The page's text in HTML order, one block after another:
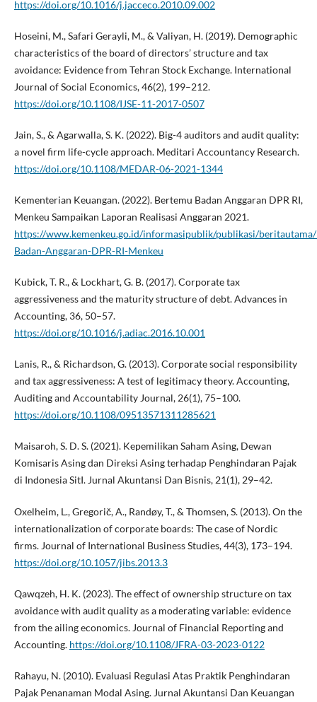
https://doi.org/10.1016/j.jacceco.2010.09.002
Hoseini, M., Safari Gerayli, M., & Valiyan, H. (2019). Demographic
characteristics of the board of directors’ structure and tax
avoidance: Evidence from Tehran Stock Exchange. International
Journal of Social Economics, 46(2), 199–212.
https://doi.org/10.1108/IJSE-11-2017-0507
Jain, S., & Agarwalla, S. K. (2022). Big-4 auditors and audit quality:
a novel firm life-cycle approach. Meditari Accountancy Research.
https://doi.org/10.1108/MEDAR-06-2021-1344
Kementerian Keuangan. (2022). Bertemu Badan Anggaran DPR RI,
Menkeu Sampaikan Laporan Realisasi Anggaran 2021.
https://www.kemenkeu.go.id/informasipublik/publikasi/
Badan-Anggaran-DPR-RI-Menkeu
Kubick, T. R., & Lockhart, G. B. (2017). Corporate tax
aggressiveness and the maturity structure of debt. Advances in
Accounting, 36, 50–57.
https://doi.org/10.1016/j.adiac.2016.10.001
Lanis, R., & Richardson, G. (2013). Corporate social responsibility
and tax aggressiveness: A test of legitimacy theory. Accounting,
Auditing and Accountability Journal, 26(1), 75–100.
https://doi.org/10.1108/09513571311285621
Maisaroh, S. D. S. (2021). Kepemilikan Saham Asing, Dewan
Komisaris Asing dan Direksi Asing terhadap Penghindaran Pajak
di Indonesia SitI. Jurnal Akuntansi Dan Bisnis, 21(1), 29–42.
Oxelheim, L., Gregorič, A., Randøy, T., & Thomsen, S. (2013). On the
internationalization of corporate boards: The case of Nordic
firms. Journal of International Business Studies, 44(3), 173–194.
https://doi.org/10.1057/jibs.2013.3
Qawqzeh, H. K. (2023). The effect of ownership structure on tax
avoidance with audit quality as a moderating variable: evidence
from the ailing economics. Journal of Financial Reporting and
Accounting. https://doi.org/10.1108/JFRA-03-2023-0122
Rahayu, N. (2010). Evaluasi Regulasi Atas Praktik Penghindaran
Pajak Penanaman Modal Asing. Jurnal Akuntansi Dan Keuangan